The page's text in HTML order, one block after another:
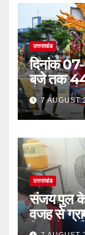
उत्तराखंड
दिनांक
बजे तक
लेकर अपने
7 AUGUST
उत्तराखंड
संजय पुल के
वजह से
निवासी